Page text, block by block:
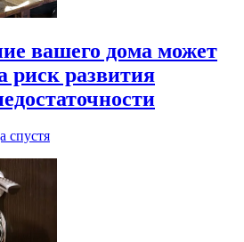
вашего дома может
риск развития
спустя